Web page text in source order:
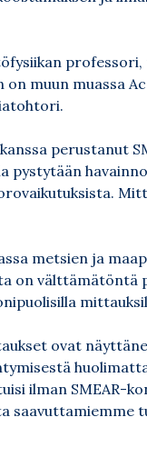
muun muassa
kanssa perustanut
pystytään
metsien ja
on välttämätöntä
ovat
ilman SMEAR-